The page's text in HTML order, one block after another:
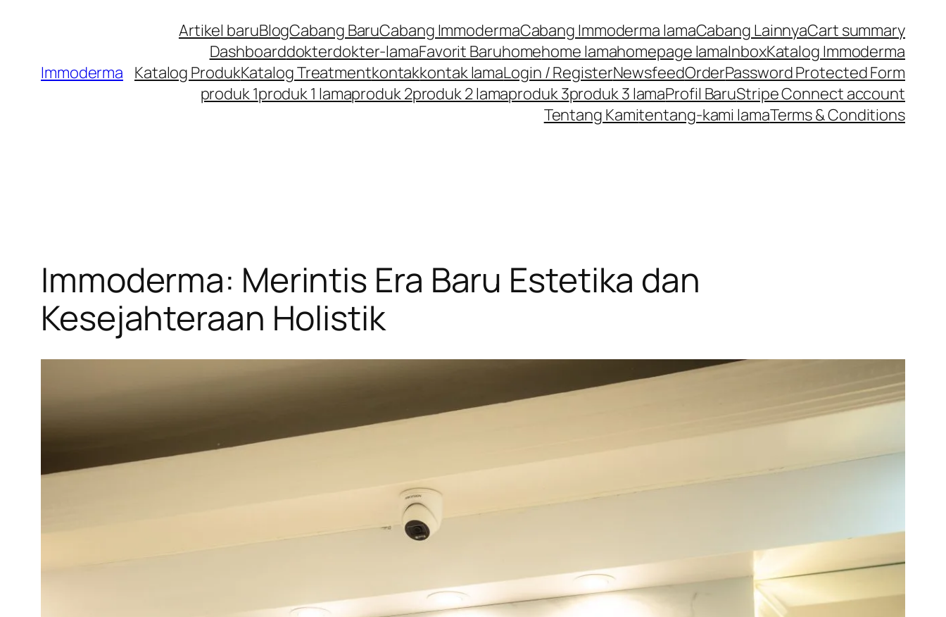
Immoderma
Artikel baruBlogCabang BaruCabang ImmodermaCabang Immoderma lamaCabang LainnyaCart summary
Dashboarddokterdokter-lamaFavorit Baruhomehome lamahomepage lamaInboxKatalog Immoderma
Katalog ProdukKatalog Treatmentkontakkontak lamaLogin / RegisterNewsfeedOrderPassword Protected Form
produk 1produk 1 lamaproduk 2produk 2 lamaproduk 3produk 3 lamaProfil BaruStripe Connect account
Tentang Kamitentang-kami lamaTerms & Conditions
Immoderma: Merintis Era Baru Estetika dan
Kesejahteraan Holistik